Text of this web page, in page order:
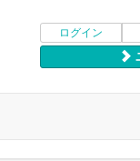
ログイン